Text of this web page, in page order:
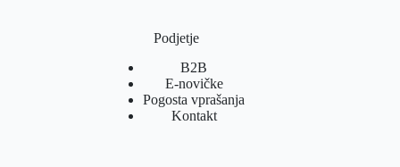
Podjetje
B2B
E-novičke
Pogosta vprašanja
Kontakt